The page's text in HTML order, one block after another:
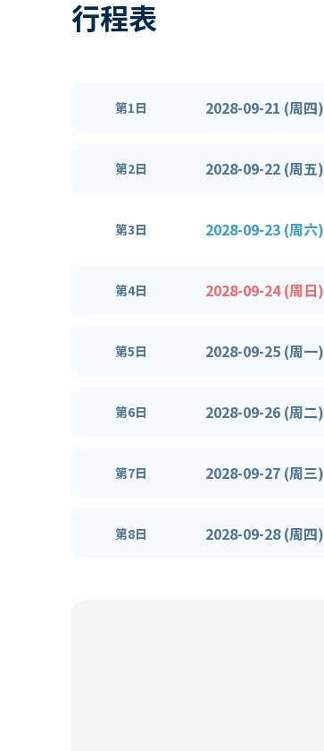
行程表
第1日 2028-09-21 (周四)
第2日 2028-09-22 (周五)
第3日 2028-09-23 (周六)
第4日 2028-09-24 (周日)
第5日 2028-09-25 (周一)
第6日 2028-09-26 (周二)
第7日 2028-09-27 (周三)
第8日 2028-09-28 (周四)